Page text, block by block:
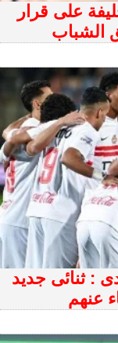
على قرار
الشباب
: ثنائى جديد
عنهم